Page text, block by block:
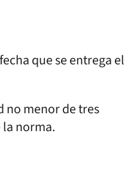
que se entrega el
no menor de tres
la norma.